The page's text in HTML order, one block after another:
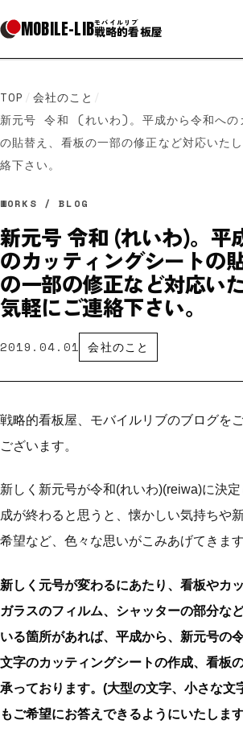
MOBILE-LIBモバイルリブ
戦略的看板屋
TOP / 会社のこと /
新元号 令和 (れいわ)。平成から令和への
の貼替え、看板の一部の修正など対応いた
絡下さい。
WORKS / BLOG
新元号 令和 (れいわ)。平
のカッティングシートの
の一部の修正など対応い
気軽にご連絡下さい。
2019.04.01 会社のこと
戦略的看板屋、モバイルリブのブログを
ございます。
新しく新元号が令和(れいわ)(reiwa)に決
成が終わると思うと、懐かしい気持ちや
希望など、色々な思いがこみあげてきます
新しく元号が変わるにあたり、看板やカ
ガラスのフィルム、シャッターの部分な
いる箇所があれば、平成から、新元号の
文字のカッティングシートの作成、看板
承っております。(大型の文字、小さな文
もご希望にお答えできるようにいたしま